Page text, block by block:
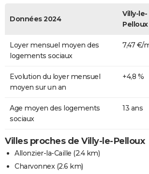
Données 2024
Villy-le-
Pelloux
Loyer mensuel moyen des
logements sociaux
7,47 €/
Evolution du loyer mensuel
moyen sur un an
+4,8 %
Age moyen des logements
sociaux
13 ans
Villes proches de Villy-le-Pelloux
Allonzier-la-Caille (2.4 km)
Charvonnex(2.6 km)